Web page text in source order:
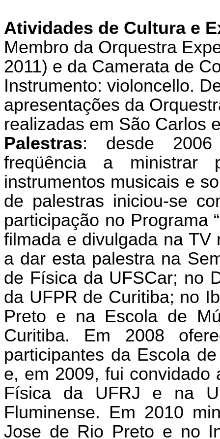
Atividades de Cultura e
Membro da Orquestra
2011) e da Camerata de
Instrumento: violoncello. D
apresentações da
realizadas em São Carlos
Palestras: desde 2006
freqüência a ministrar
instrumentos musicais e
de palestras iniciou-se
participação no Programa
filmada e divulgada na TV
a dar esta palestra na
de Física da UFSCar; no
da UFPR de Curitiba; no
Preto e na Escola de
Curitiba. Em 2008
participantes da Escola
e, em 2009, fui convidado
Física da UFRJ e na
Fluminense. Em 2010
Jose de Rio Preto e no